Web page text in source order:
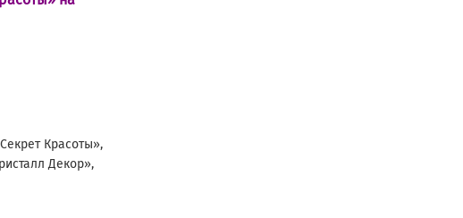
Красоты»,
Декор»,